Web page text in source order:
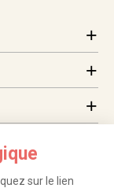
sur le lien